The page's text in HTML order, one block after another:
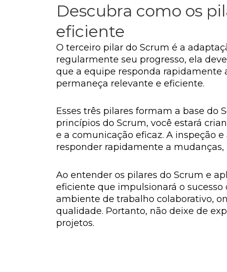
Descubra como os
eficiente
O terceiro pilar do Scrum é a
regularmente seu progresso, ela
que a equipe responda rapidamente
permaneça relevante e eficiente.
Esses três pilares formam a base do
princípios do Scrum, você estará
e a comunicação eficaz. A inspeção
responder rapidamente a
Ao entender os pilares do Scrum e
eficiente que impulsionará o sucesso
ambiente de trabalho colaborativo,
qualidade. Portanto, não deixe de
projetos.